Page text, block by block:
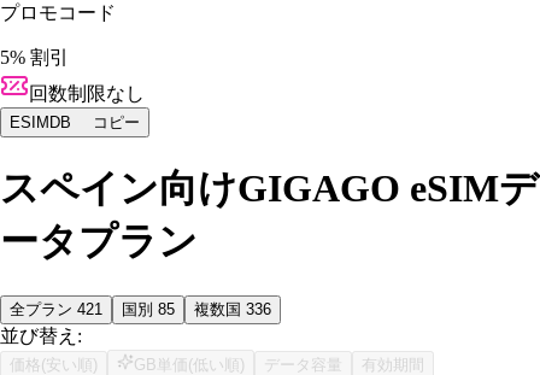
プロモコード
5% 割引
回数制限なし
ESIMDB コピー
スペイン向けGIGAGO eSIMデ
ータプラン
全プラン 421 国別 85 複数国 336
並び替え:
価格(安い順) GB単価(低い順) データ容量 有効期間